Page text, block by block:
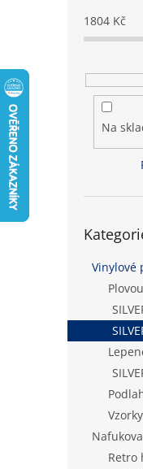
1804 Kč
Na
kategorie
Vinylové
Retro